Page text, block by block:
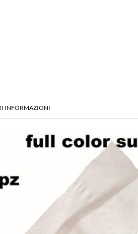
INFORMAZIONI